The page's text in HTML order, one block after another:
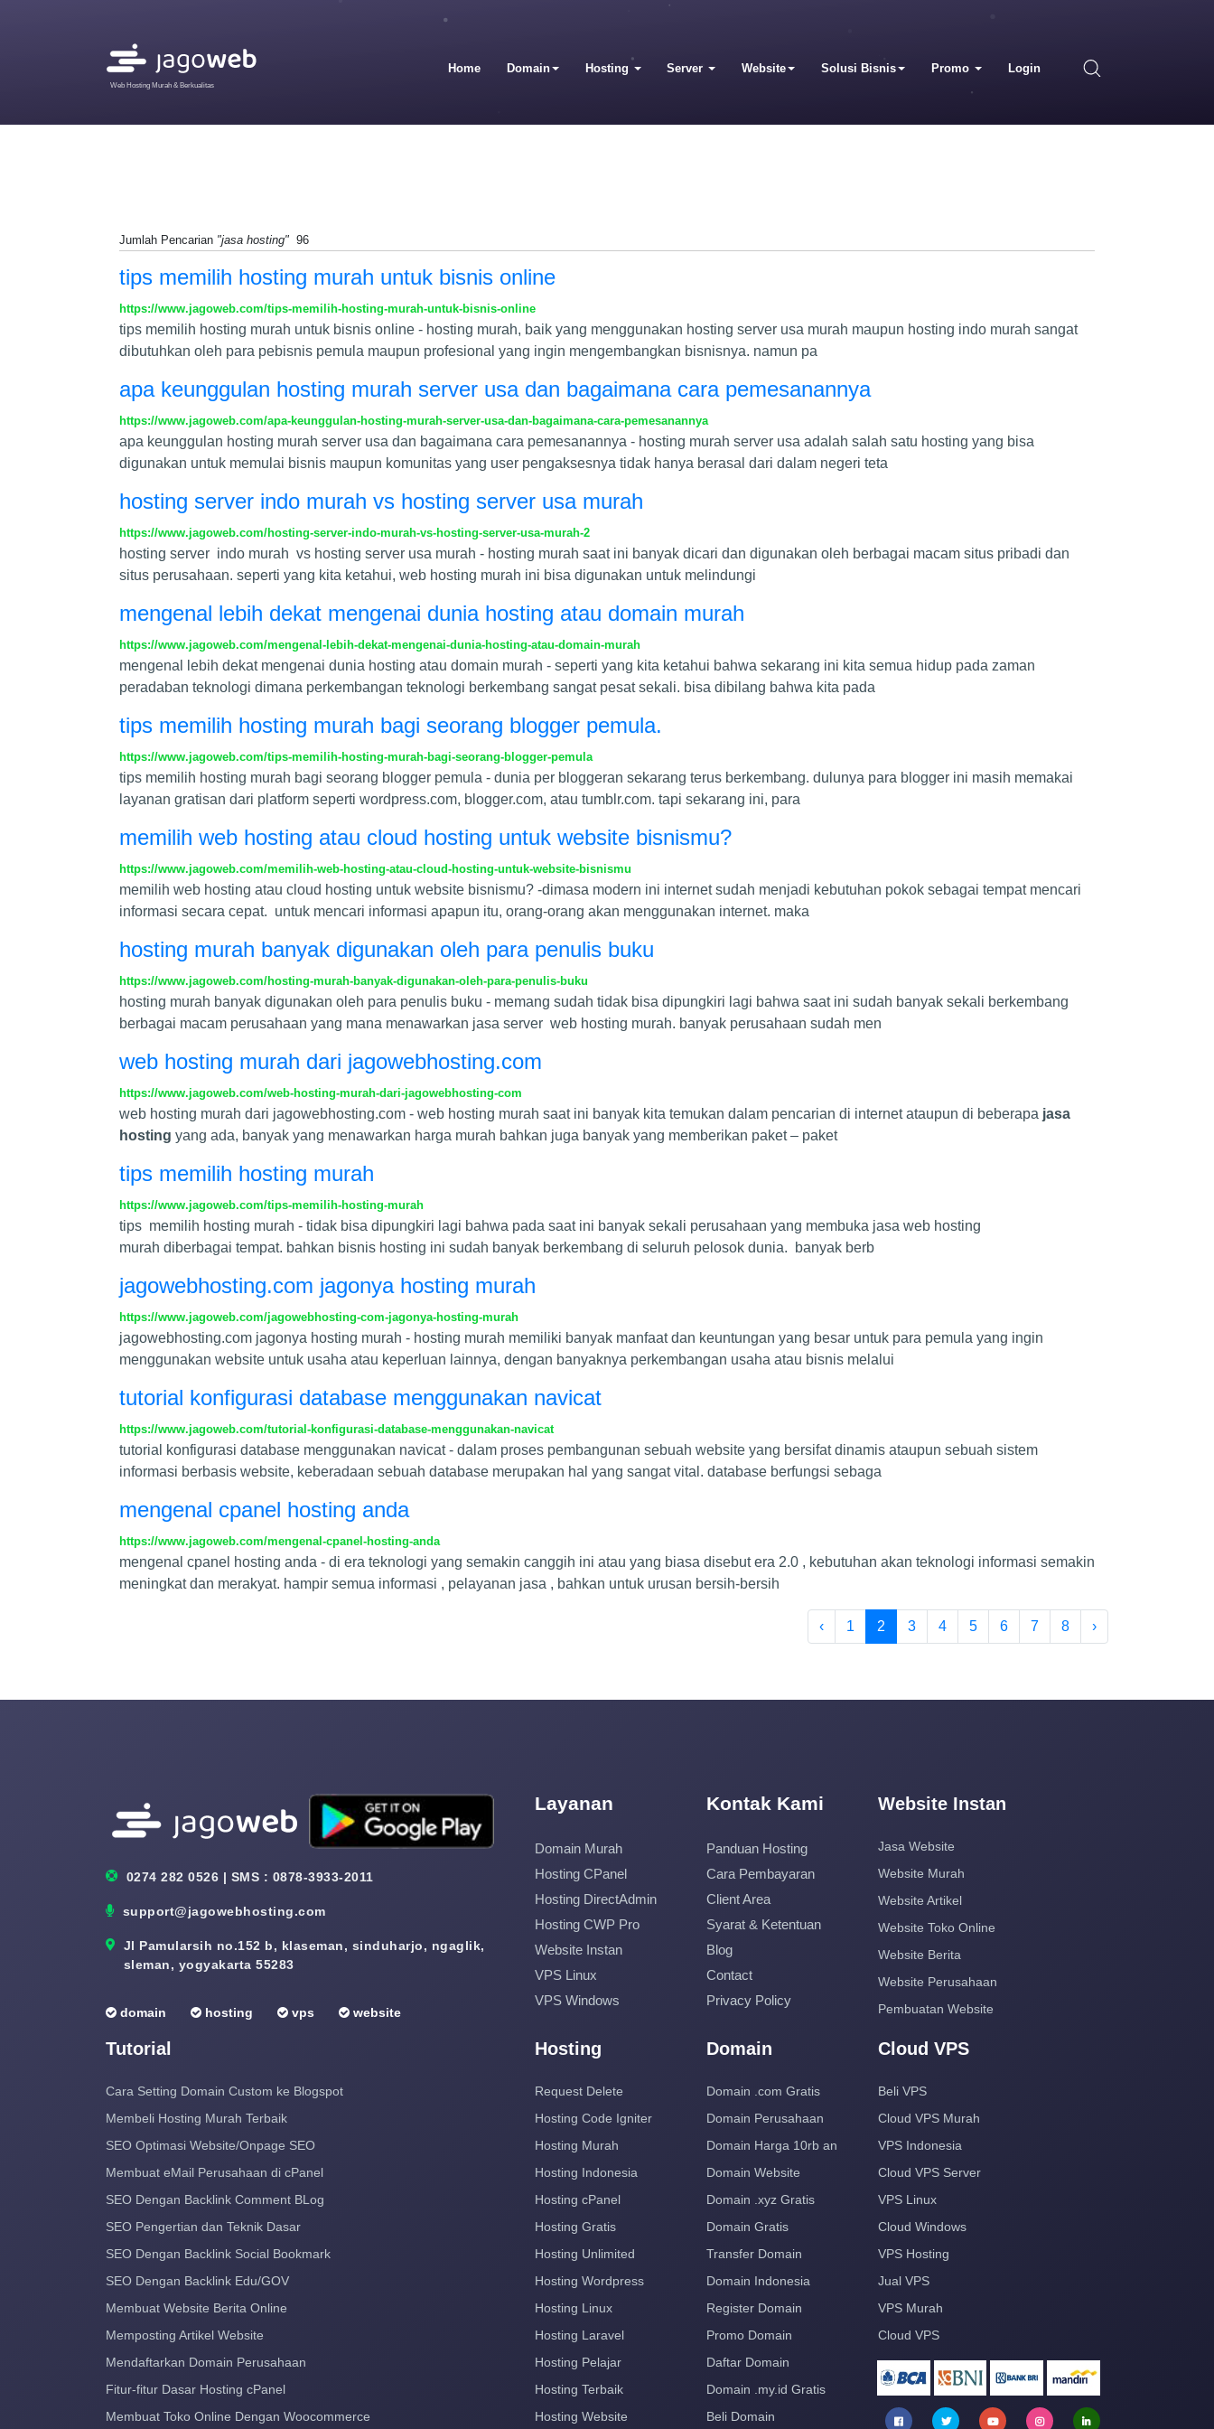
Web Hosting Murah & Berkualitas
Home Domain Hosting Server Website Solusi Bisnis Promo Login
Jumlah Pencarian "jasa hosting" 96
tips memilih hosting murah untuk bisnis online
https://www.jagoweb.com/tips-memilih-hosting-murah-untuk-bisnis-online
tips memilih hosting murah untuk bisnis online - hosting murah, baik yang menggunakan hosting server usa murah maupun hosting indo murah sangat
dibutuhkan oleh para pebisnis pemula maupun profesional yang ingin mengembangkan bisnisnya. namun pa
apa keunggulan hosting murah server usa dan bagaimana cara pemesanannya
https://www.jagoweb.com/apa-keunggulan-hosting-murah-server-usa-dan-bagaimana-cara-pemesanannya
apa keunggulan hosting murah server usa dan bagaimana cara pemesanannya - hosting murah server usa adalah salah satu hosting yang bisa
digunakan untuk memulai bisnis maupun komunitas yang user pengaksesnya tidak hanya berasal dari dalam negeri teta
hosting server indo murah vs hosting server usa murah
https://www.jagoweb.com/hosting-server-indo-murah-vs-hosting-server-usa-murah-2
hosting server indo murah vs hosting server usa murah - hosting murah saat ini banyak dicari dan digunakan oleh berbagai macam situs pribadi dan
situs perusahaan. seperti yang kita ketahui, web hosting murah ini bisa digunakan untuk melindungi
mengenal lebih dekat mengenai dunia hosting atau domain murah
https://www.jagoweb.com/mengenal-lebih-dekat-mengenai-dunia-hosting-atau-domain-murah
mengenal lebih dekat mengenai dunia hosting atau domain murah - seperti yang kita ketahui bahwa sekarang ini kita semua hidup pada zaman
peradaban teknologi dimana perkembangan teknologi berkembang sangat pesat sekali. bisa dibilang bahwa kita pada
tips memilih hosting murah bagi seorang blogger pemula.
https://www.jagoweb.com/tips-memilih-hosting-murah-bagi-seorang-blogger-pemula
tips memilih hosting murah bagi seorang blogger pemula - dunia per bloggeran sekarang terus berkembang. dulunya para blogger ini masih memakai
layanan gratisan dari platform seperti wordpress.com, blogger.com, atau tumblr.com. tapi sekarang ini, para
memilih web hosting atau cloud hosting untuk website bisnismu?
https://www.jagoweb.com/memilih-web-hosting-atau-cloud-hosting-untuk-website-bisnismu
memilih web hosting atau cloud hosting untuk website bisnismu? -dimasa modern ini internet sudah menjadi kebutuhan pokok sebagai tempat mencari
informasi secara cepat. untuk mencari informasi apapun itu, orang-orang akan menggunakan internet. maka
hosting murah banyak digunakan oleh para penulis buku
https://www.jagoweb.com/hosting-murah-banyak-digunakan-oleh-para-penulis-buku
hosting murah banyak digunakan oleh para penulis buku - memang sudah tidak bisa dipungkiri lagi bahwa saat ini sudah banyak sekali berkembang
berbagai macam perusahaan yang mana menawarkan jasa server web hosting murah. banyak perusahaan sudah men
web hosting murah dari jagowebhosting.com
https://www.jagoweb.com/web-hosting-murah-dari-jagowebhosting-com
web hosting murah dari jagowebhosting.com - web hosting murah saat ini banyak kita temukan dalam pencarian di internet ataupun di beberapa jasa
hosting yang ada, banyak yang menawarkan harga murah bahkan juga banyak yang memberikan paket – paket
tips memilih hosting murah
https://www.jagoweb.com/tips-memilih-hosting-murah
tips memilih hosting murah - tidak bisa dipungkiri lagi bahwa pada saat ini banyak sekali perusahaan yang membuka jasa web hosting
murah diberbagai tempat. bahkan bisnis hosting ini sudah banyak berkembang di seluruh pelosok dunia. banyak berb
jagowebhosting.com jagonya hosting murah
https://www.jagoweb.com/jagowebhosting-com-jagonya-hosting-murah
jagowebhosting.com jagonya hosting murah - hosting murah memiliki banyak manfaat dan keuntungan yang besar untuk para pemula yang ingin
menggunakan website untuk usaha atau keperluan lainnya, dengan banyaknya perkembangan usaha atau bisnis melalui
tutorial konfigurasi database menggunakan navicat
https://www.jagoweb.com/tutorial-konfigurasi-database-menggunakan-navicat
tutorial konfigurasi database menggunakan navicat - dalam proses pembangunan sebuah website yang bersifat dinamis ataupun sebuah sistem
informasi berbasis website, keberadaan sebuah database merupakan hal yang sangat vital. database berfungsi sebaga
mengenal cpanel hosting anda
https://www.jagoweb.com/mengenal-cpanel-hosting-anda
mengenal cpanel hosting anda - di era teknologi yang semakin canggih ini atau yang biasa disebut era 2.0 , kebutuhan akan teknologi informasi semakin
meningkat dan merakyat. hampir semua informasi , pelayanan jasa , bahkan untuk urusan bersih-bersih
‹ 1 2 3 4 5 6 7 8 ›
0274 282 0526 | SMS : 0878-3933-2011
support@jagowebhosting.com
Jl Pamularsih no.152 b, klaseman, sinduharjo, ngaglik,
sleman, yogyakarta 55283
domain hosting vps website
Layanan
Domain Murah
Hosting CPanel
Hosting DirectAdmin
Hosting CWP Pro
Website Instan
VPS Linux
VPS Windows
Kontak Kami
Panduan Hosting
Cara Pembayaran
Client Area
Syarat & Ketentuan
Blog
Contact
Privacy Policy
Website Instan
Jasa Website
Website Murah
Website Artikel
Website Toko Online
Website Berita
Website Perusahaan
Pembuatan Website
Tutorial
Cara Setting Domain Custom ke Blogspot
Membeli Hosting Murah Terbaik
SEO Optimasi Website/Onpage SEO
Membuat eMail Perusahaan di cPanel
SEO Dengan Backlink Comment BLog
SEO Pengertian dan Teknik Dasar
SEO Dengan Backlink Social Bookmark
SEO Dengan Backlink Edu/GOV
Membuat Website Berita Online
Memposting Artikel Website
Mendaftarkan Domain Perusahaan
Fitur-fitur Dasar Hosting cPanel
Membuat Toko Online Dengan Woocommerce
Hosting
Request Delete
Hosting Code Igniter
Hosting Murah
Hosting Indonesia
Hosting cPanel
Hosting Gratis
Hosting Unlimited
Hosting Wordpress
Hosting Linux
Hosting Laravel
Hosting Pelajar
Hosting Terbaik
Hosting Website
Domain
Domain .com Gratis
Domain Perusahaan
Domain Harga 10rb an
Domain Website
Domain .xyz Gratis
Domain Gratis
Transfer Domain
Domain Indonesia
Register Domain
Promo Domain
Daftar Domain
Domain .my.id Gratis
Beli Domain
Cloud VPS
Beli VPS
Cloud VPS Murah
VPS Indonesia
Cloud VPS Server
VPS Linux
Cloud Windows
VPS Hosting
Jual VPS
VPS Murah
Cloud VPS